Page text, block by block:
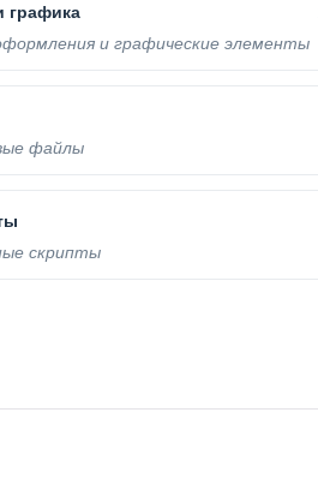
графика
и графические элементы
файлы
скрипты